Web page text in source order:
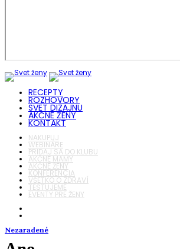
RECEPTY
ROZHOVORY
SVET DIZAJNU
AKČNÉ ŽENY
KONTAKT
NAKUPUJ
WEBINÁRE
PRIDAJ SA DO KLUBU
AKČNÉ MAMY
AKČNÉ ŽENY
KONFERENCIA
VŠETKO O ZDRAVÍ
TESTUJEME
EVENTY PRE ŽENY
Nezaradené